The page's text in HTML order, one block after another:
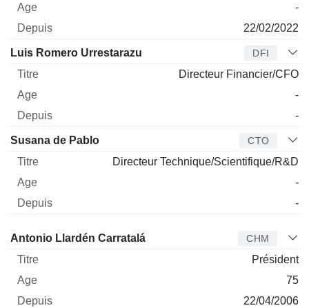
-
22/02/2022
Luis Romero Urrestarazu DFI
Directeur Financier/CFO
-
-
Susana de Pablo CTO
Directeur Technique/Scientifique/R&D
-
-
Administrateur Titre Age Depuis
Antonio Llardén Carratalá CHM
Président
75
22/04/2006